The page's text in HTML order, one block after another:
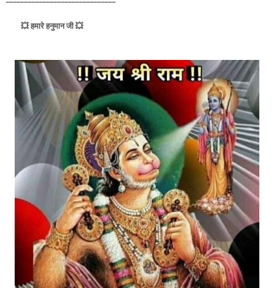
💥 हमारे हनुमान जी 💥